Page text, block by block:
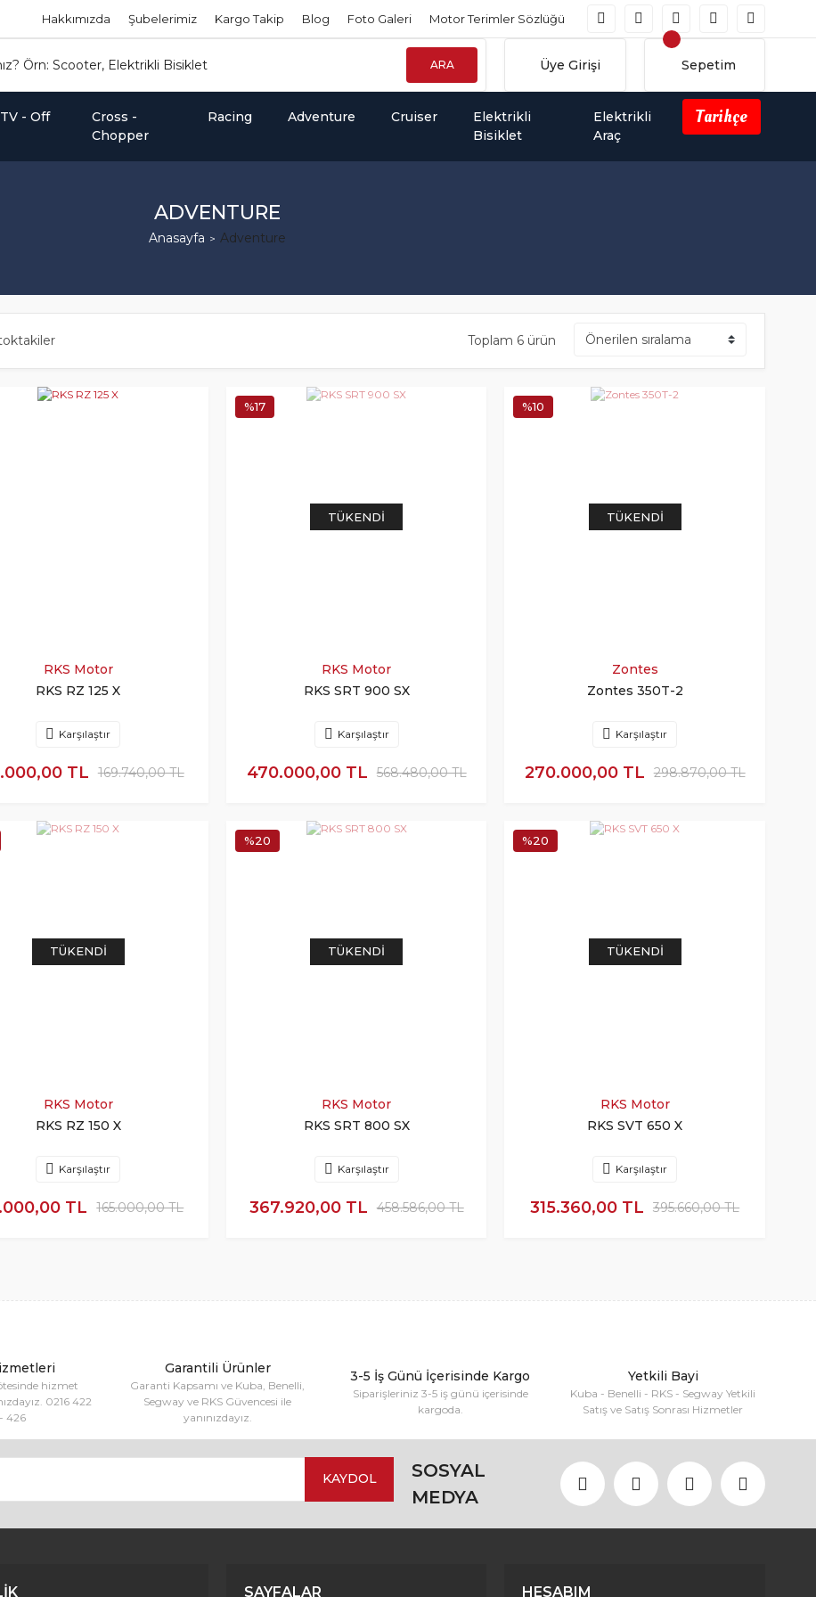
Hakkımızda Şubelerimiz Kargo Takip Blog Foto Galeri Motor Terimler Sözlüğü
ARA Üye Girişi Sepetim
- Off
Cross -
Chopper
Racing Adventure Cruiser
Elektrikli
Bisiklet
Elektrikli
Araç
Tarihçe
ADVENTURE
Anasayfa Adventure
Toplam 6 ürün
RKS Motor
RKS RZ 125 X
Karşılaştır
TL 169.740,00 TL
%17
TÜKENDI
RKS Motor
RKS SRT 900 SX
Karşılaştır
470.000,00 TL 568.480,00 TL
%10
TÜKENDI
Zontes
Zontes 350T-2
Karşılaştır
270.000,00 TL 298.870,00 TL
TÜKENDI
RKS Motor
RKS RZ 150 X
Karşılaştır
TL 165.000,00 TL
%20
TÜKENDI
RKS Motor
RKS SRT 800 SX
Karşılaştır
367.920,00 TL 458.586,00 TL
%20
TÜKENDI
RKS Motor
RKS SVT 650 X
Karşılaştır
315.360,00 TL 395.660,00 TL
hizmet
0216 422
426
Garantili Ürünler
Garanti Kapsamı ve Kuba, Benelli,
Segway ve RKS Güvencesi ile
yanınızdayız.
3-5 İş Günü İçerisinde Kargo
Siparişleriniz 3-5 iş günü içerisinde
kargoda.
Yetkili Bayi
Kuba - Benelli - RKS - Segway Yetkili
Satış ve Satış Sonrası Hizmetler
KAYDOL
SOSYAL
MEDYA
SAYFALAR HESABIM